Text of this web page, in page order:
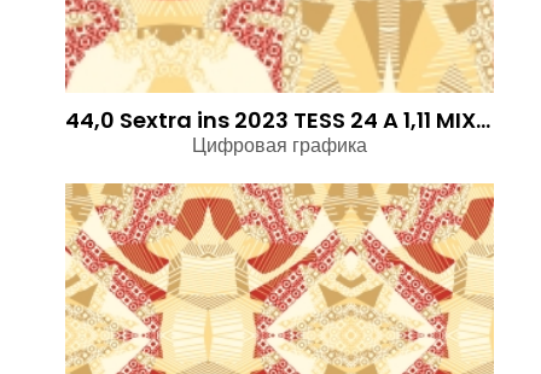
44,0 Sextra ins 2023 TESS 24 A 1,11 MIX STR
Цифровая графика